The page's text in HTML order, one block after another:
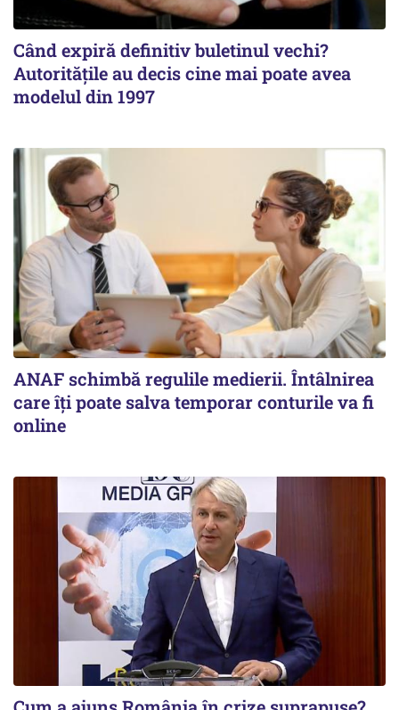
Când expiră definitiv buletinul vechi?
Autoritățile au decis cine mai poate avea
modelul din 1997
ANAF schimbă regulile medierii. Întâlnirea
care îți poate salva temporar conturile va fi
online